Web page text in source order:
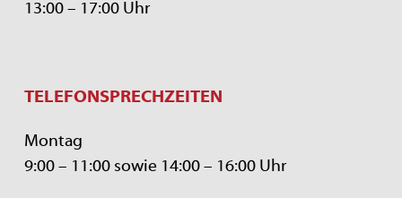
13:00 – 17:00 Uhr
TELEFONSPRECHZEITEN
Montag
9:00 – 11:00 sowie 14:00 – 16:00 Uhr